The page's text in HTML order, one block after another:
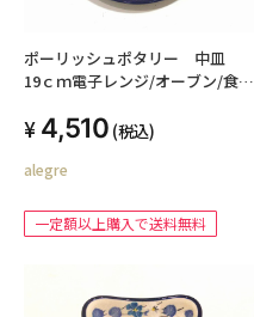
ポーリッシュポタリー 中皿
19ｃｍ電子レンジ/オーブン/食洗
4,510 (税込)
alegre
一定額以上購入で送料無料